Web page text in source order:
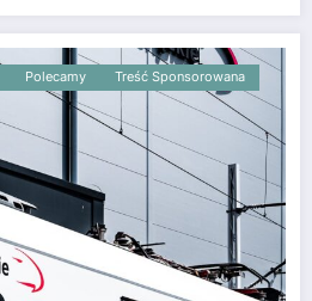
Polecamy Treść Sponsorowana